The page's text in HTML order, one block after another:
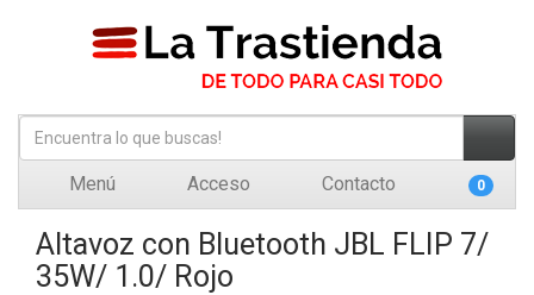
Menú Acceso Contacto 0
Altavoz con Bluetooth JBL FLIP 7/
35W/ 1.0/ Rojo